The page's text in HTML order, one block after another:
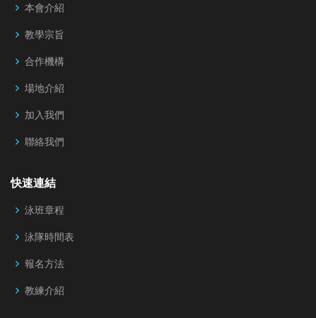
本會介紹
教學宗旨
合作機構
場地介紹
加入我們
聯絡我們
快速連結
泳班章程
泳隊時間表
報名方法
教練介紹